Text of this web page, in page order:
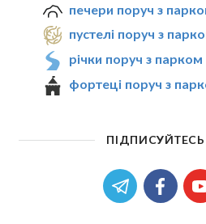
печери поруч з
пустелі поруч з
річки поруч з
фортеці поруч з